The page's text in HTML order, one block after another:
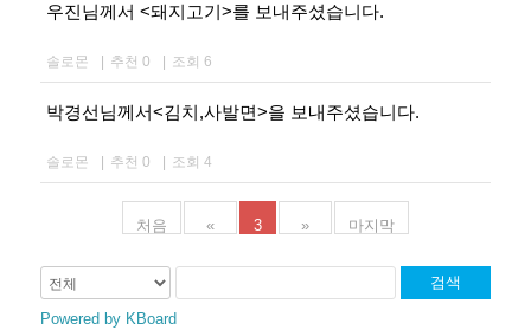
우진님께서 <돼지고기>를 보내주셨습니다.
솔로몬 추천 0 조회 6
박경선님께서<김치,사발면>을 보내주셨습니다.
솔로몬 추천 0 조회 4
처음 « 3 » 마지막
검색
Powered by KBoard